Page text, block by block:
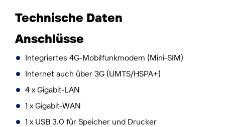
Technische Daten
Anschlüsse
Integriertes 4G-Mobilfunkmodem (Mini-SIM)
Internet auch über 3G (UMTS/HSPA+)
4 x Gigabit-LAN
1 x Gigabit-WAN
1 x USB 3.0 für Speicher und Drucker